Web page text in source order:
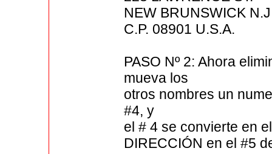
NEW BRUNSWICK
C.P. 08901 U.S.A.
PASO Nº 2: Ahora
mueva los
otros nombres un
#4, y
el # 4 se convierte en
DIRECCIÓN en el #5